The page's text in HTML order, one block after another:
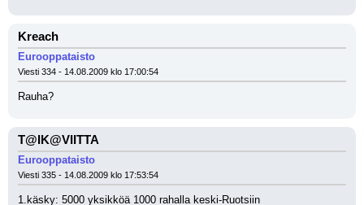
Kreach
Eurooppataisto
Viesti 334 - 14.08.2009 klo 17:00:54
Rauha?
T@IK@VIITTA
Eurooppataisto
Viesti 335 - 14.08.2009 klo 17:53:54
1.käsky: 5000 yksikköä 1000 rahalla keski-Ruotsiin